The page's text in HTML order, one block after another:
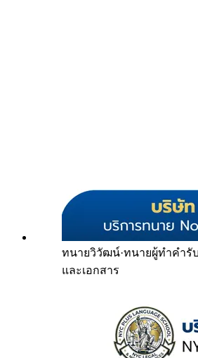
ทนายวิวัฒน์·ทนายผู้ทำคำรั
และเอกสาร